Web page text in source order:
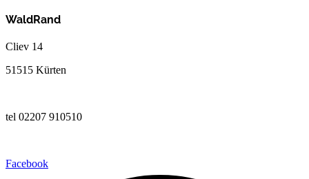
WaldRand
Cliev 14
51515 Kürten
tel 02207 910510
Facebook